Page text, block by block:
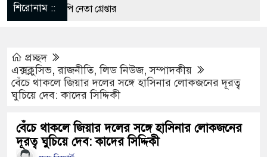
শিরোনাম ::
বিএনপি নেতা গ্রেপ্তার
২ লাখ টাকা খেলো ইঁদুর-উইপোকা, নিঃস্ব কৃষক
প্রচ্ছদ
এক্সক্লুসিভ,রাজনীতি,লিড নিউজ,সম্পাদকীয়
বেঁচে থাকলে জিয়ার দলের সঙ্গে হাসিনার লোকজনের দূরত্ব
ঘুচিয়ে দেব: কাদের সিদ্দিকী
বেঁচে থাকলে জিয়ার দলের সঙ্গে হাসিনার লোকজনের
দূরত্ব ঘুচিয়ে দেব: কাদের সিদ্দিকী